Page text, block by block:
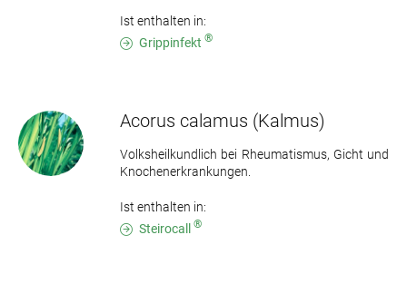
Ist enthalten in:
Grippinfekt ®
Acorus calamus (Kalmus)
Volksheilkundlich bei Rheumatismus, Gicht und
Knochenerkrankungen.
Ist enthalten in:
Steirocall ®